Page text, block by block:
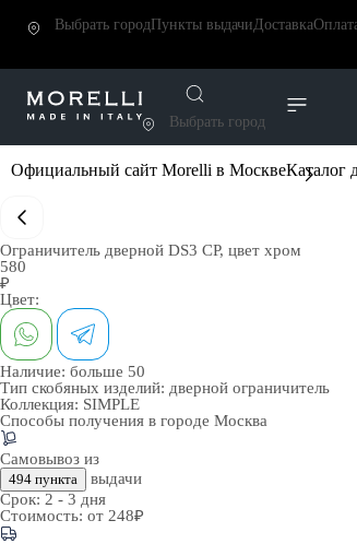
Выбрать городПункты выдачиДоставка
Выбрать город
Официальный сайт Morelli в МосквеКаталог
Ограничитель дверной DS3 CP, цвет хром
580
₽
Цвет:
Наличие: больше 50
Тип скобяных изделий: дверной ограничитель
Коллекция: SIMPLE
Способы получения в городе Москва
Самовывоз из
494 пункта
выдачи
Срок: 2 - 3 дня
Стоимость: от 248₽